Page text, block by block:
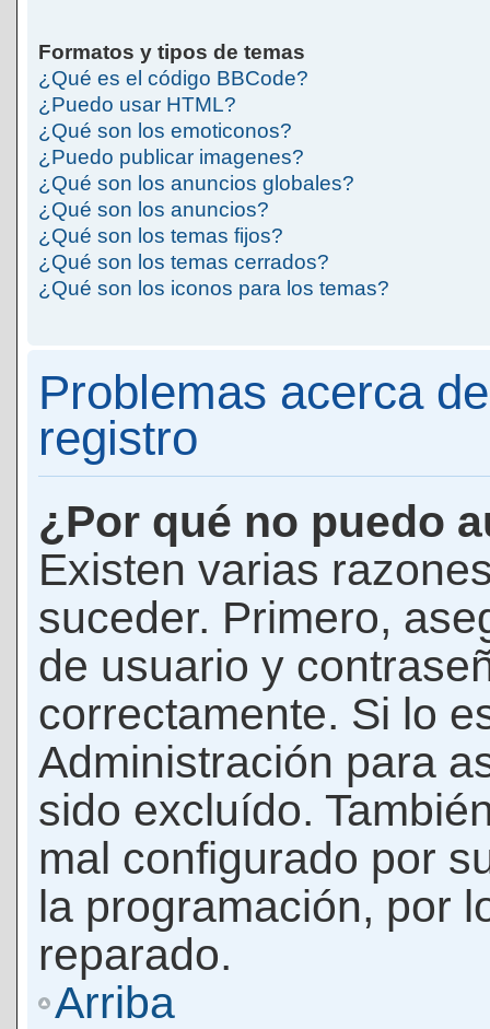
Formatos y tipos de temas
¿Qué es el código BBCode?
¿Puedo usar HTML?
¿Qué son los emoticonos?
¿Puedo publicar imagenes?
¿Qué son los anuncios globales?
¿Qué son los anuncios?
¿Qué son los temas fijos?
¿Qué son los temas cerrados?
¿Qué son los iconos para los temas?
Problemas acerca
registro
¿Por qué no puedo
Existen varias
suceder. Primero,
de usuario y
correctamente. Si lo
Administración para
sido excluído.
mal configurado por
la programación, por
reparado.
Arriba